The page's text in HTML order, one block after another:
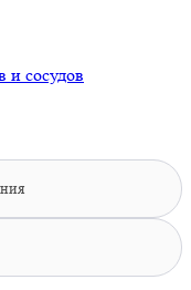
и сосудов